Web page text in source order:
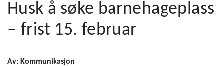
Husk å søke barnehageplass
– frist 15. februar
Av: Kommunikasjon